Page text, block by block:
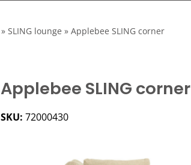
» SLING lounge » Applebee SLING corner
Applebee SLING corner
SKU: 72000430